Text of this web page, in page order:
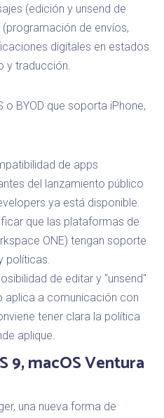
(edición y unsend de
de envíos,
digitales en estados
y traducción.
BYOD que soporta iPhone,
de apps
del lanzamiento público
ya está disponible.
que las plataformas de
ONE) tengan soporte
políticas.
de editar y "unsend"
aplica a comunicación con
tener clara la política
aplique.
9, macOS Ventura
una nueva forma de